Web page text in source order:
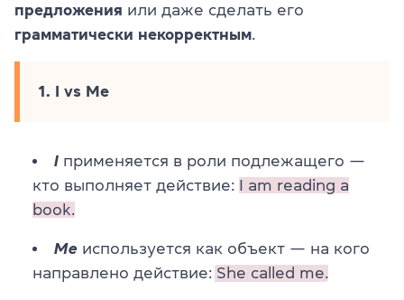
предложения или даже сделать его
грамматически некорректным
1. I vs Me
I применяется в роли подлежащего —
кто выполняет действие: I am reading a
book.
Me используется как объект — на кого
направлено действие: She called me.